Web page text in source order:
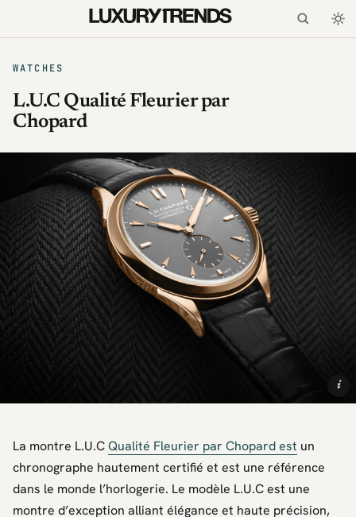
WATCHES
L.U.C Qualité Fleurier par
Chopard
i
La montre L.U.CQualité Fleurier par Chopard est un
chronographe hautement certifié et est une référence
dans le monde l’horlogerie. Le modèle L.U.C est une
montre d’exception alliant élégance et haute précision,